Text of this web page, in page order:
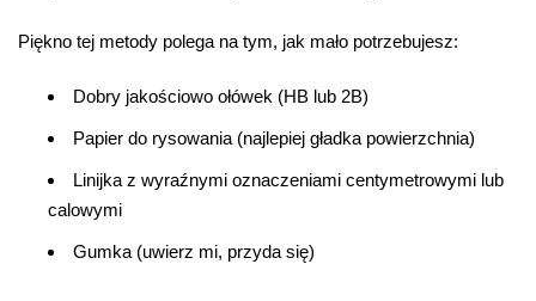
Piękno tej metody polega na tym, jak mało potrzebujesz:
Dobry jakościowo ołówek (HB lub 2B)
Papier do rysowania (najlepiej gładka powierzchnia)
Linijka z wyraźnymi oznaczeniami centymetrowymi lub
calowymi
Gumka (uwierz mi, przyda się)